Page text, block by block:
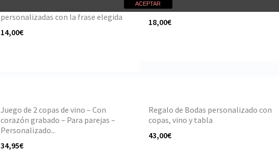
personalizadas con la frase elegida
14,00€
Copa de gin tonic personalizable
18,00€
Juego de 2 copas de vino – Con
corazón grabado – Para parejas –
Personalizado...
34,95€
Regalo de Bodas personalizado con
copas, vino y tabla
43,00€
ACEPTAR